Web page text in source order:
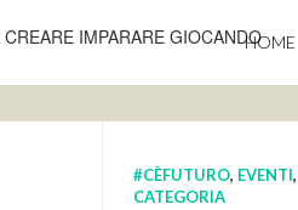
IMPARARE GIOCANDOHOME
#CÈFUTURO, EVENTI,
CATEGORIA